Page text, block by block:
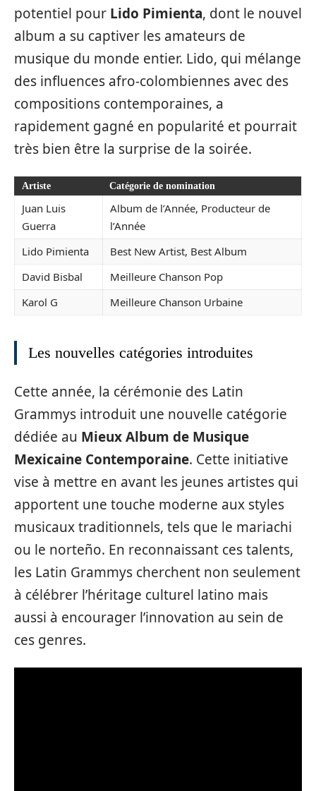
potentiel pour Lido Pimienta, dont le nouvel
album a su captiver les amateurs de
musique du monde entier. Lido, qui mélange
des influences afro-colombiennes avec des
compositions contemporaines, a
rapidement gagné en popularité et pourrait
très bien être la surprise de la soirée.
Artiste Catégorie de nomination
Juan Luis
Guerra
Album de l’Année, Producteur de
l’Année
Lido Pimienta
Best New Artist, Best Album
David Bisbal
Meilleure Chanson Pop
Karol G
Meilleure Chanson Urbaine
Les nouvelles catégories introduites
Cette année, la cérémonie des Latin
Grammys introduit une nouvelle catégorie
dédiée au Mieux Album de Musique
Mexicaine Contemporaine. Cette initiative
vise à mettre en avant les jeunes artistes qui
apportent une touche moderne aux styles
musicaux traditionnels, tels que le mariachi
ou le norteño. En reconnaissant ces talents,
les Latin Grammys cherchent non seulement
à célébrer l’héritage culturel latino mais
aussi à encourager l’innovation au sein de
ces genres.